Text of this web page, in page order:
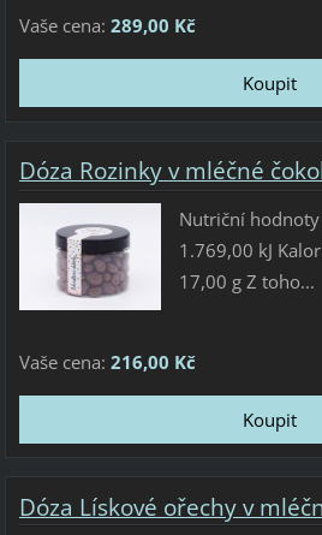
Vaše cena: 289,00 Kč
Dóza Rozinky v mléčné
Nutriční hodnoty
1.769,00 kJ
17,00 g Z toho...
Vaše cena: 216,00 Kč
Dóza Lískové ořechy v